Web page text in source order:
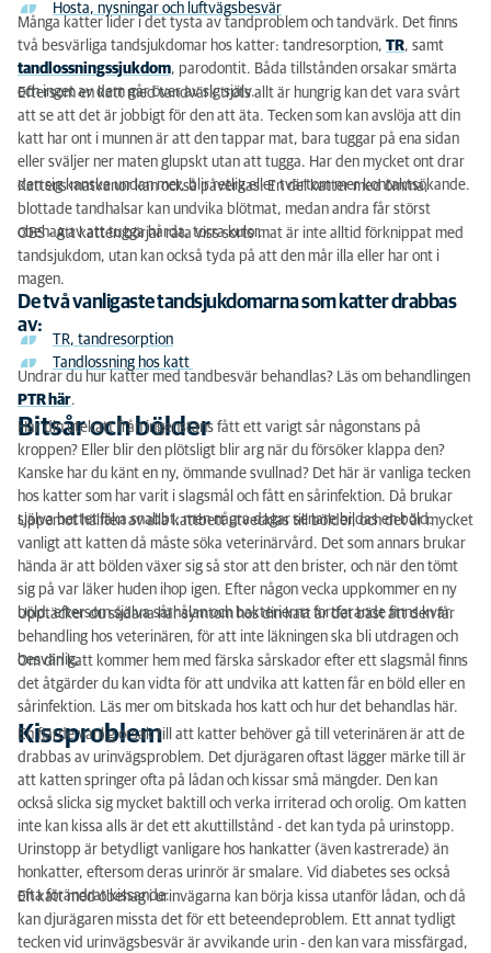
Hosta, nysningar och luftvägsbesvär
Många katter lider i det tysta av tandproblem och tandvärk. Det finns
två besvärliga tandsjukdomar hos katter: tandresorption, TR, samt
tandlossningssjukdom, parodontit. Båda tillstånden orsakar smärta
och inget av dem går över av sig själv.
Eftersom en katt med tandvärk trots allt är hungrig kan det vara svårt
att se att det är jobbigt för den att äta. Tecken som kan avslöja att din
katt har ont i munnen är att den tappar mat, bara tuggar på ena sidan
eller sväljer ner maten glupskt utan att tugga. Har den mycket ont drar
den sig kanske undan mer, blir retlig eller tvärtom mer kontaktsökande.
Kattens matvanor kan också påverkas: En del katter med ömma,
blottade tandhalsar kan undvika blötmat, medan andra får störst
obehag av att tugga hårda, torra kulor.
OBS - Att katten börjar rata viss sorts mat är inte alltid förknippat med
tandsjukdom, utan kan också tyda på att den mår illa eller har ont i
magen.
De två vanligaste tandsjukdomarna som katter drabbas
av:
TR, tandresorption
Tandlossning hos katt
Undrar du hur katter med tandbesvär behandlas? Läs om behandlingen
PTR här.
Bitsår och bölder
Har din utekatt från ingenstans fått ett varigt sår någonstans på
kroppen? Eller blir den plötsligt blir arg när du försöker klappa den?
Kanske har du känt en ny, ömmande svullnad? Det här är vanliga tecken
hos katter som har varit i slagsmål och fått en sårinfektion. Då brukar
själva bettet läka snabbt, men några dagar senare bildas en böld.
Uppemot hälften av alla kattbett utvecklas till bölder, och det är mycket
vanligt att katten då måste söka veterinärvård. Det som annars brukar
hända är att bölden växer sig så stor att den brister, och när den tömt
sig på var läker huden ihop igen. Efter någon vecka uppkommer en ny
böld, eftersom själva sårhålan och bakterierna fortfarande finns kvar.
Upptäcker du sådana här symtom hos din katt är det bäst att den får
behandling hos veterinären, för att inte läkningen ska bli utdragen och
besvärlig.
Om din katt kommer hem med färska sårskador efter ett slagsmål finns
det åtgärder du kan vidta för att undvika att katten får en böld eller en
sårinfektion. Läs mer om bitskada hos katt och hur det behandlas här.
Kissproblem
En fjärde vanlig orsak till att katter behöver gå till veterinären är att de
drabbas av urinvägsproblem. Det djurägaren oftast lägger märke till är
att katten springer ofta på lådan och kissar små mängder. Den kan
också slicka sig mycket baktill och verka irriterad och orolig. Om katten
inte kan kissa alls är det ett akuttillstånd - det kan tyda på urinstopp.
Urinstopp är betydligt vanligare hos hankatter (även kastrerade) än
honkatter, eftersom deras urinrör är smalare. Vid diabetes ses också
ofta förändrat kissande.
En katt med obehag i urinvägarna kan börja kissa utanför lådan, och då
kan djurägaren missta det för ett beteendeproblem. Ett annat tydligt
tecken vid urinvägsbesvär är avvikande urin - den kan vara missfärgad,